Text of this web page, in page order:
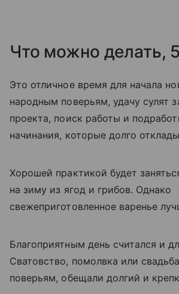
Что можно делать,
Это отличное время для начала
народным поверьям, удачу сулят
проекта, поиск работы и
начинания, которые долго
Хорошей практикой будет
на зиму из ягод и грибов. Однако
свежеприготовленное варенье
Благоприятным день считался и
Сватовство, помолвка или
поверьям, обещали долгий и